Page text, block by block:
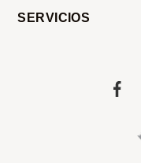
SERVICIOS